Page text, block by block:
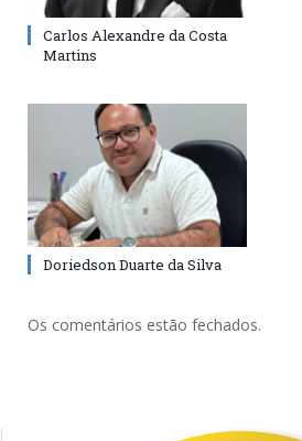
Carlos Alexandre da Costa
Martins
Doriedson Duarte da Silva
Os comentários estão fechados.